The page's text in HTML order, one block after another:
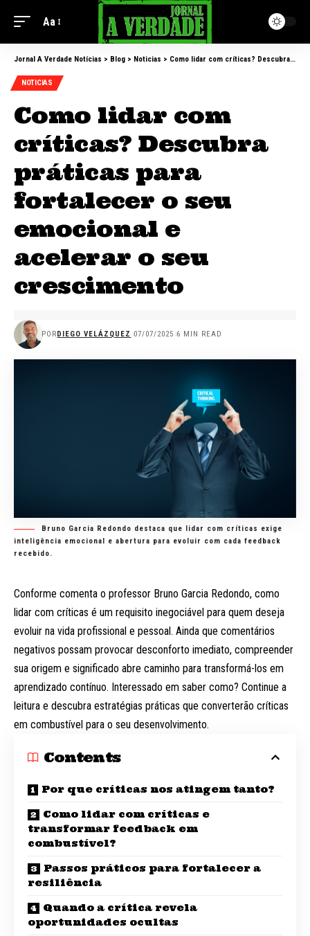
Aa
Jornal A Verdade Notícias > Blog > Noticias > Como lidar com críticas? Descubra práticas para fortalecer o seu emocional e acelerar o seu crescimento
NOTICIAS
Como lidar com
críticas? Descubra
práticas para
fortalecer o seu
emocional e
acelerar o seu
crescimento
PORDIEGO VELÁZQUEZ 07/07/2025 6 MIN READ
Bruno Garcia Redondo destaca que lidar com críticas exige
inteligência emocional e abertura para evoluir com cada feedback
recebido.
Conforme comenta o professor Bruno Garcia Redondo, como
lidar com críticas é um requisito inegociável para quem deseja
evoluir na vida profissional e pessoal. Ainda que comentários
negativos possam provocar desconforto imediato, compreender
sua origem e significado abre caminho para transformá-los em
aprendizado contínuo. Interessado em saber como? Continue a
leitura e descubra estratégias práticas que converterão críticas
em combustível para o seu desenvolvimento.
Contents
Por que críticas nos atingem tanto?
Como lidar com críticas e
transformar feedback em
combustível?
Passos práticos para fortalecer a
resiliência
Quando a crítica revela
oportunidades ocultas